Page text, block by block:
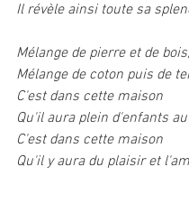
Il révèle ainsi toute sa
Mélange de pierre et de bois,
Mélange de coton puis de
C'est dans cette maison
Qu'il aura plein d'enfants
C'est dans cette maison
Qu'il y aura du plaisir et